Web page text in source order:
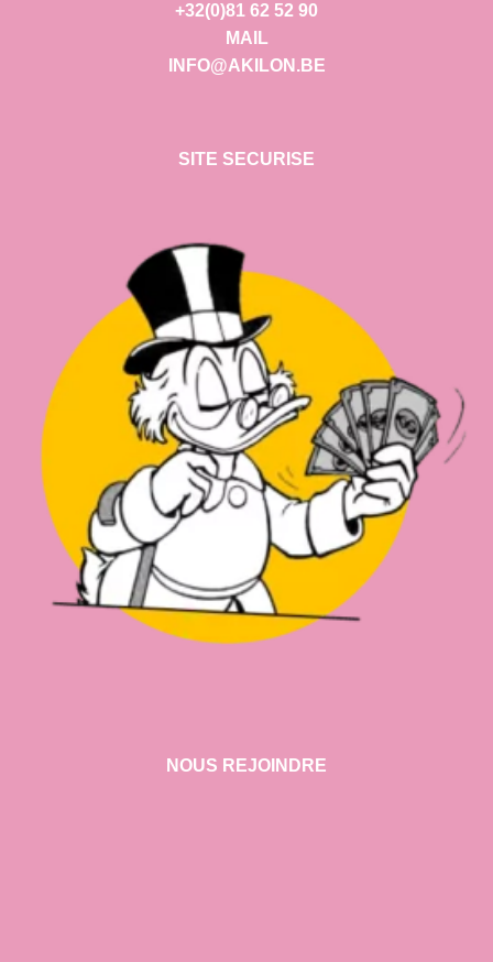
+32(0)81 62 52 90
MAIL
INFO@AKILON.BE
SITE SECURISE
NOUS REJOINDRE